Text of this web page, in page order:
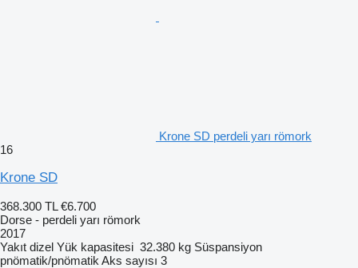
Krone SD perdeli yarı römork
16
Krone SD
368.300 TL €6.700
Dorse - perdeli yarı römork
2017
Yakıt dizel Yük kapasitesi 32.380 kg Süspansiyon
pnömatik/pnömatik Aks sayısı 3